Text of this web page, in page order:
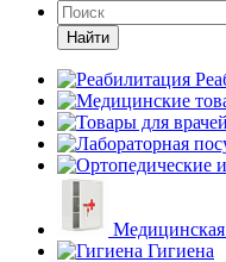
Найти
Медицинская
Гигиена